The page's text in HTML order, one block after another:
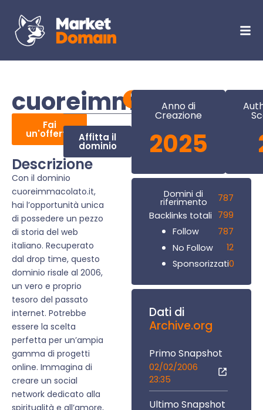
cuoreimmacolato.it
Fai
un'offerta Affitta il
dominio
Descrizione
Con il dominio
cuoreimmacolato.it,
hai l’opportunità unica
di possedere un pezzo
di storia del web
italiano. Recuperato
dal drop time, questo
dominio risale al 2006,
un vero e proprio
tesoro del passato
internet. Potrebbe
essere la scelta
perfetta per un’ampia
gamma di progetti
online. Immagina di
creare un social
network dedicato alla
Anno di
Creazione
2025
Domini di
riferimento
787
Backlinks totali 799
Follow
787
No Follow
12
Sponsorizzati0
Dati di
Archive.org
Primo Snapshot
02/02/2006
23:35
Ultimo Snapshot